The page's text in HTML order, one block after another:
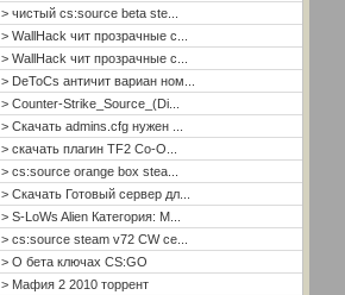
> чистый cs:source beta ste...
> WallHack чит прозрачные с...
> WallHack чит прозрачные с...
> DeToCs античит вариан ном...
> Counter-Strike_Source_(Di...
> Скачать admins.cfg нужен ...
> скачать плагин TF2 Co-O...
> cs:source orange box stea...
> Скачать Готовый сервер дл...
> S-LoWs Alien Категория: М...
> cs:source steam v72 CW се...
> О бета ключах CS:GO
> Мафия 2 2010 торрент